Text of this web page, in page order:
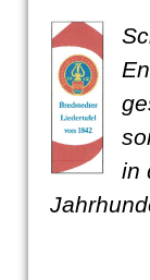
in